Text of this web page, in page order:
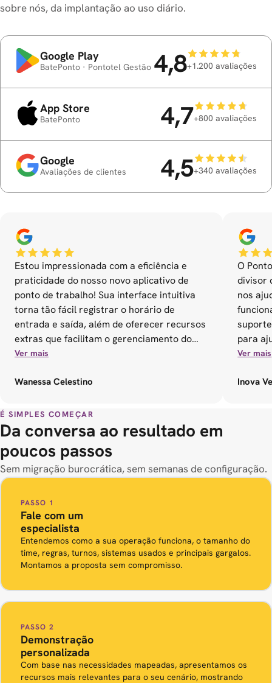
sobre nós, da implantação ao uso diário.
Google Play
BatePonto · Pontotel Gestão 4,8+1.200 avaliações
App Store
BatePonto 4,7+800 avaliações
Google
Avaliações de clientes 4,5+340 avaliações
Estou impressionada com a eficiência e
praticidade do nosso novo aplicativo de
ponto de trabalho! Sua interface intuitiva
torna tão fácil registrar o horário de
entrada e saída, além de oferecer recursos
extras que facilitam o gerenciamento do
nosso tempo. É incrível como ele simplifica
maior organização no ambiente de
Ver mais
Wanessa Celestino
O
divisor
nos
para
Ver mais
Inova
É SIMPLES COMEÇAR
Da conversa ao resultado em
poucos passos
Sem migração burocrática, sem semanas de configuração.
PASSO 1
Fale com um
especialista
Entendemos como a sua operação funciona, o tamanho do
time, regras, turnos, sistemas usados e principais gargalos.
Montamos a proposta sem compromisso.
PASSO 2
Demonstração
personalizada
Com base nas necessidades mapeadas, apresentamos os
recursos mais relevantes para o seu cenário, mostrando